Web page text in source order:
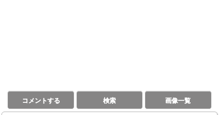
コメントする 検索 画像一覧